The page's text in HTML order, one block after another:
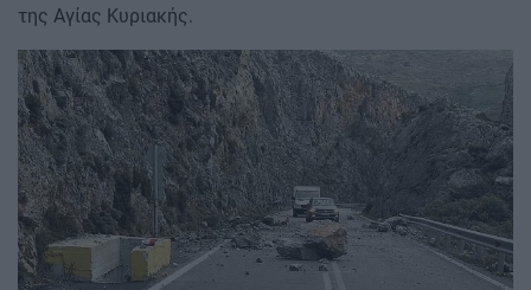
της Αγίας Κυριακής.
Image